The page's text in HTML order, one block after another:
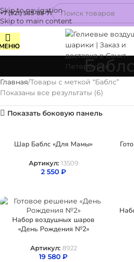
Skip to navigation
Skip to main content
+7 (921) 565-85-71
Баблс
Главная Товары с меткой “Баблс”
Показаны все результаты (6)
Показать боковую панель
Шар Баблс «Для Мамы»
Артикул: 13509
2 550 ₽
Набор воздушных шаров
«День Рождения №2»
Артикул: 8922
19 580 ₽